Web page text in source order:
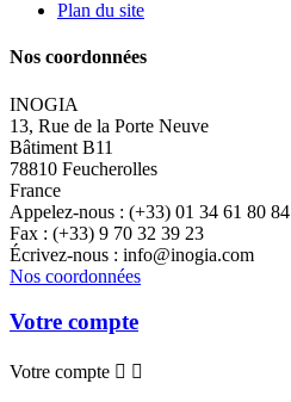
Plan du site
Nos coordonnées
INOGIA
13, Rue de la Porte Neuve
Bâtiment B11
78810 Feucherolles
France
Appelez-nous : (+33) 01 34 61 80 84
Fax : (+33) 9 70 32 39 23
Écrivez-nous : info@inogia.com
Nos coordonnées
Votre compte
Votre compte  